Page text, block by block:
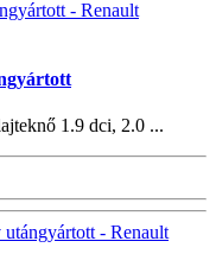
1.9 dci, 2.0 ...